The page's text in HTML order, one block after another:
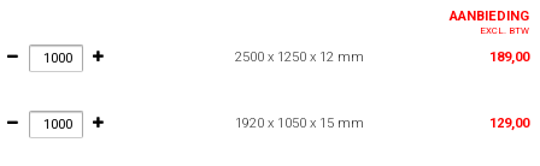
AANBIEDING
EXCL. BTW
2500 x 1250 x 12 mm 189,00
1920 x 1050 x 15 mm 129,00